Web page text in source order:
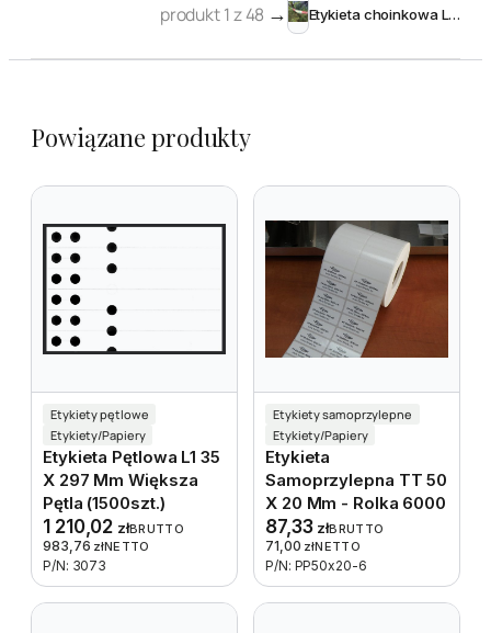
produkt 1 z 48 Etykieta choinkowa L1 33 x 300 mm (1750szt.)
→
Powiązane produkty
Etykiety pętlowe
Etykiety/Papiery
Etykieta Pętlowa L1 35
X 297 Mm Większa
Pętla (1500szt.)
1 210,02 złBRUTTO
983,76 złNETTO
P/N: 3073
Etykiety samoprzylepne
Etykiety/Papiery
Etykieta
Samoprzylepna TT 50
X 20 Mm - Rolka 6000
87,33 złBRUTTO
71,00 złNETTO
P/N: PP50x20-6